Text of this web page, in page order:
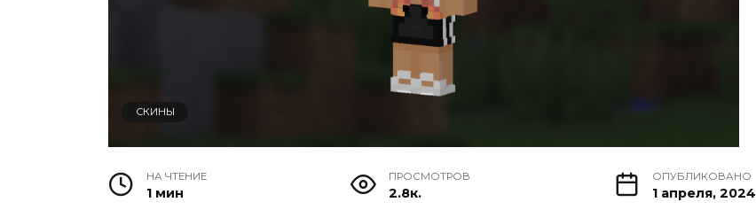
СКИНЫ
НА ЧТЕНИЕ
1 мин
ПРОСМОТРОВ
2.8к.
ОПУБЛИКОВАНО
1 апреля, 2024